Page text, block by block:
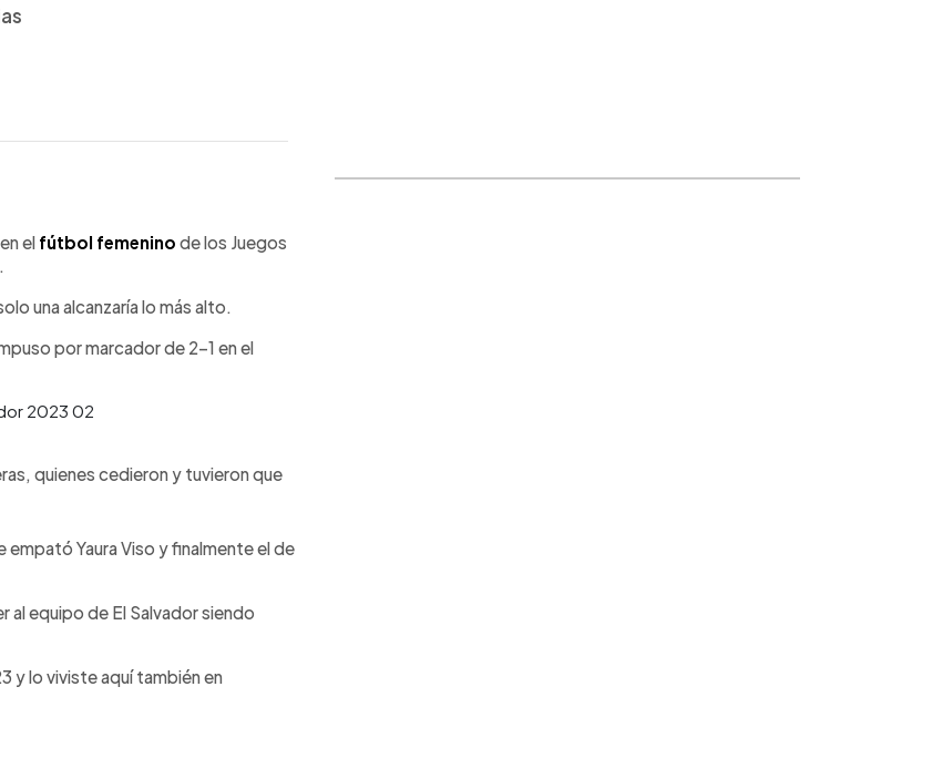
el fútbol femenino de los Juegos
.
una alcanzaría lo más alto.
por marcador de 2-1 en el
quienes cedieron y tuvieron que
empató Yaura Viso y finalmente el de
al equipo de El Salvador siendo
y lo viviste aquí también en